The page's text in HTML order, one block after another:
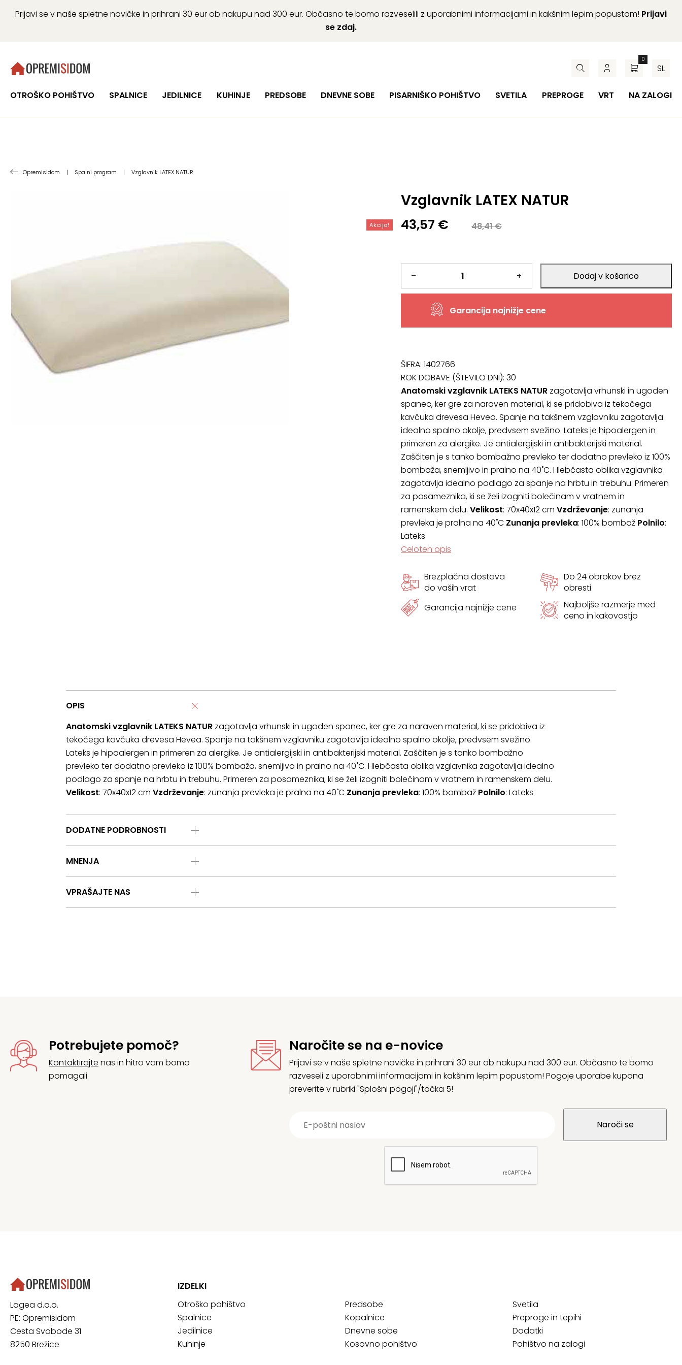
Prijavi se v naše spletne novičke in prihrani 30 eur ob nakupu nad 300 eur. Občasno te bomo razveselili z uporabnimi informacijami in kakšnim lepim popustom! Prijavi
se zdaj.
0
SL
OTROŠKO POHIŠTVO SPALNICE JEDILNICE KUHINJE PREDSOBE DNEVNE SOBE PISARNIŠKO POHIŠTVO SVETILA PREPROGE VRT NA ZALOGI
Opremisidom | Spalni program | Vzglavnik LATEX NATUR
Vzglavnik LATEX NATUR
Akcija! 48,41€
Izvirna
bila:
48,41 €.
43,57 €
Trenutna
43,57 €.
–
Vzglavnik
LATEX
+ Dodaj v košarico
Garancija najnižje cene
ŠIFRA: 1402766
ROK DOBAVE (ŠTEVILO DNI): 30
Anatomski vzglavnik LATEKS NATURzagotavlja vrhunski in ugoden
spanec, ker gre za naraven material, ki se pridobiva iz tekočega
kavčuka drevesa Hevea. Spanje na takšnem vzglavniku zagotavlja
idealno spalno okolje, predvsem svežino. Lateks je hipoalergen in
primeren za alergike. Je antialergijski in antibakterijski material.
Zaščiten je s tanko bombažno prevleko ter dodatno prevleko iz 100%
bombaža, snemljivo in pralno na 40˚C. Hlebčasta oblika vzglavnika
zagotavlja idealno podlago za spanje na hrbtu in trebuhu. Primeren
za posameznika, ki se želi izogniti bolečinam v vratnem in
ramenskem delu. Velikost: 70x40x12 cm Vzdrževanje: zunanja
prevleka je pralna na 40˚C Zunanja prevleka: 100% bombaž Polnilo:
Lateks
Celoten opis
Brezplačna dostava
do vaših vrat
Do 24 obrokov brez
obresti
Garancija najnižje cene
Najboljše razmerje med
ceno in kakovostjo
OPIS
Anatomski vzglavnik LATEKS NATUR zagotavlja vrhunski in ugoden spanec, ker gre za naraven material, ki se pridobiva iz
tekočega kavčuka drevesa Hevea. Spanje na takšnem vzglavniku zagotavlja idealno spalno okolje, predvsem svežino.
Lateks je hipoalergen in primeren za alergike. Je antialergijski in antibakterijski material. Zaščiten je s tanko bombažno
prevleko ter dodatno prevleko iz 100% bombaža, snemljivo in pralno na 40˚C. Hlebčasta oblika vzglavnika zagotavlja idealno
podlago za spanje na hrbtu in trebuhu. Primeren za posameznika, ki se želi izogniti bolečinam v vratnem in ramenskem delu.
Velikost: 70x40x12 cm Vzdrževanje: zunanja prevleka je pralna na 40˚C Zunanja prevleka: 100% bombaž Polnilo: Lateks
DODATNE PODROBNOSTI
MNENJA
VPRAŠAJTE NAS
Potrebujete pomoč?
Kontaktirajte nas in hitro vam bomo
pomagali.
Naročite se na e-novice
Prijavi se v naše spletne novičke in prihrani 30 eur ob nakupu nad 300 eur. Občasno te bomo
razveseli z uporabnimi informacijami in kakšnim lepim popustom! Pogoje uporabe kupona
preverite v rubriki "Splošni pogoji"/točka 5!
Lagea d.o.o.
PE: Opremisidom
Cesta Svobode 31
8250 Brežice
IZDELKI
Otroško pohištvo
Spalnice
Jedilnice
Kuhinje
Predsobe
Kopalnice
Dnevne sobe
Kosovno pohištvo
Svetila
Preproge in tepihi
Dodatki
Pohištvo na zalogi